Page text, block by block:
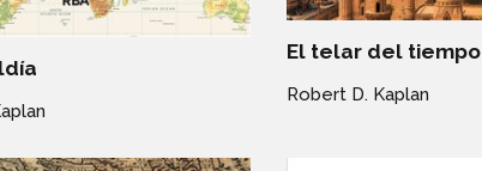
El telar del tiempo
Robert D. Kaplan